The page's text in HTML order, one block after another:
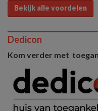
Bekijk alle voordelen
Dedicon
Kom verder met